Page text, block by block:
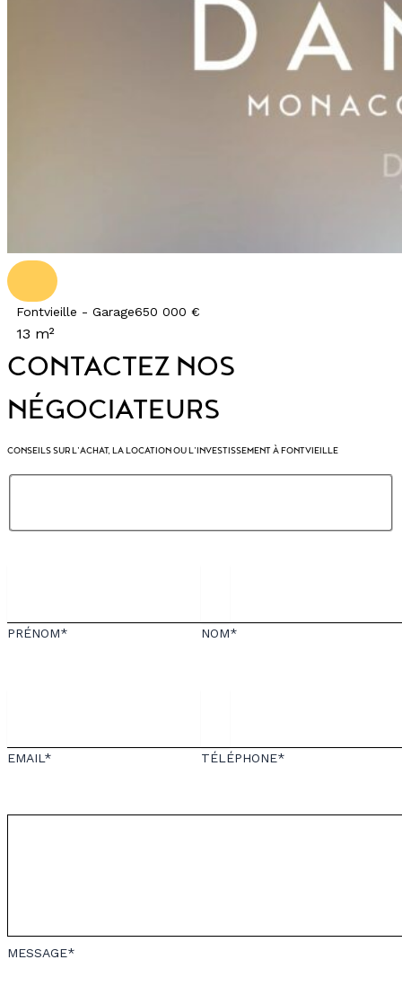
Fontvieille - Garage650 000 €
13 m²
CONTACTEZ NOS
NÉGOCIATEURS
CONSEILS SUR L’ACHAT, LA LOCATION OU L’INVESTISSEMENT À FONTVIEILLE
PRÉNOM* NOM*
EMAIL* TÉLÉPHONE*
MESSAGE*